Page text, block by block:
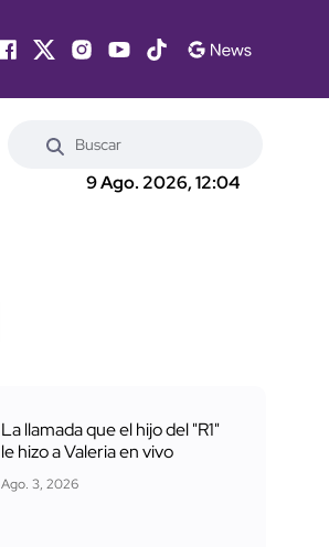
9 Ago. 2026, 12:04
La llamada que el hijo del "R1"
le hizo a Valeria en vivo
Ago. 3, 2026